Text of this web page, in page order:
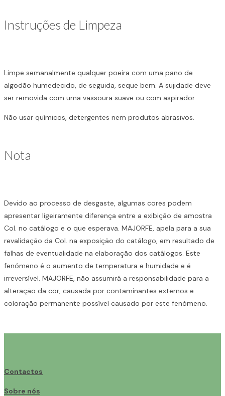
Instruções de Limpeza
Limpe semanalmente qualquer poeira com uma pano de
algodão humedecido, de seguida, seque bem. A sujidade deve
ser removida com uma vassoura suave ou com aspirador.
Não usar químicos, detergentes nem produtos abrasivos.
Nota
Devido ao processo de desgaste, algumas cores podem
apresentar ligeiramente diferença entre a exibição de amostra
Col. no catálogo e o que esperava. MAJORFE, apela para a sua
revalidação da Col. na exposição do catálogo, em resultado de
falhas de eventualidade na elaboração dos catálogos. Este
fenómeno é o aumento de temperatura e humidade e é
irreversível. MAJORFE, não assumirá a responsabilidade para a
alteração da cor, causada por contaminantes externos e
coloração permanente possível causado por este fenómeno.
Contactos
Sobre nós